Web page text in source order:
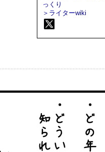
っくり
＞ライターwiki